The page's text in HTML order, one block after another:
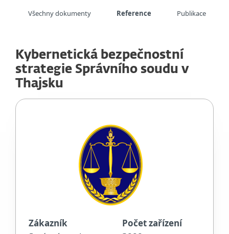
Všechny dokumenty Reference Publikace
Kybernetická bezpečnostní
strategie Správního soudu v
Thajsku
Zákazník
Počet zařízení